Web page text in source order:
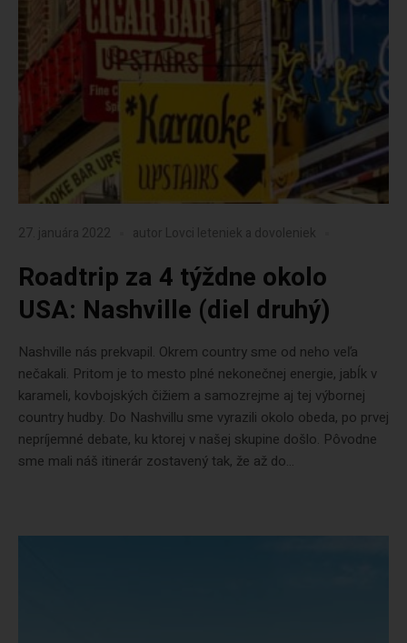
27. januára 2022 autor Lovci leteniek a dovoleniek
Roadtrip za 4 týždne okolo
USA: Nashville (diel druhý)
Nashville nás prekvapil. Okrem country sme od neho veľa
nečakali. Pritom je to mesto plné nekonečnej energie, jabĺk v
karameli, kovbojských čižiem a samozrejme aj tej výbornej
country hudby. Do Nashvillu sme vyrazili okolo obeda, po prvej
nepríjemné debate, ku ktorej v našej skupine došlo. Pôvodne
sme mali náš itinerár zostavený tak, že až do...